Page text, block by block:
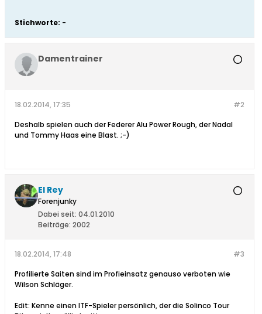
Stichworte: -
Damentrainer
#2
18.02.2014, 17:35
Deshalb spielen auch der Federer Alu Power Rough, der Nadal
und Tommy Haas eine Blast. ;-)
El Rey
Forenjunky
Dabei seit: 04.01.2010
Beiträge: 2002
#3
18.02.2014, 17:48
Profilierte Saiten sind im Profieinsatz genauso verboten wie
Wilson Schläger.
Edit: Kenne einen ITF-Spieler persönlich, der die Solinco Tour